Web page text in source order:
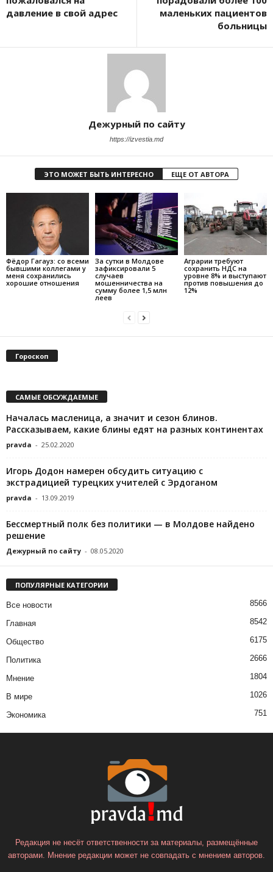
давление в свой адрес
маленьких пациентов
больницы
Дежурный по сайту
https://izvestia.md
ЭТО МОЖЕТ БЫТЬ ИНТЕРЕСНО ЕЩЕ ОТ АВТОРА
Фёдор Гагауз: со всеми
бывшими коллегами у
меня сохранились
хорошие отношения
За сутки в Молдове
зафиксировали 5
случаев
мошенничества на
сумму более 1,5 млн
леев
Аграрии требуют
сохранить НДС на
уровне 8% и выступают
против повышения до
12%
Гороскоп
САМЫЕ ОБСУЖДАЕМЫЕ
Началась масленица, а значит и сезон блинов.
Рассказываем, какие блины едят на разных континентах
pravda - 25.02.2020
Игорь Додон намерен обсудить ситуацию с
экстрадицией турецких учителей с Эрдоганом
pravda - 13.09.2019
Бессмертный полк без политики — в Молдове найдено
решение
Дежурный по сайту - 08.05.2020
ПОПУЛЯРНЫЕ КАТЕГОРИИ
Все новости 8566
Главная 8542
Общество 6175
Политика 2666
Мнение 1804
В мире 1026
Экономика 751
Редакция не несёт ответственности за материалы, размещённые
авторами. Мнение редакции может не совпадать с мнением авторов.